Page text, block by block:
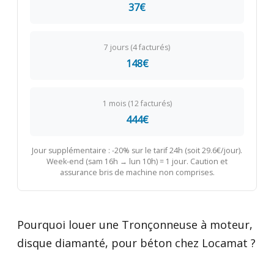
37€
7 jours (4 facturés)
148€
1 mois (12 facturés)
444€
Jour supplémentaire : -20% sur le tarif 24h (soit 29.6€/jour).
Week-end (sam 16h → lun 10h) = 1 jour. Caution et
assurance bris de machine non comprises.
Pourquoi louer une Tronçonneuse à moteur,
disque diamanté, pour béton chez Locamat ?